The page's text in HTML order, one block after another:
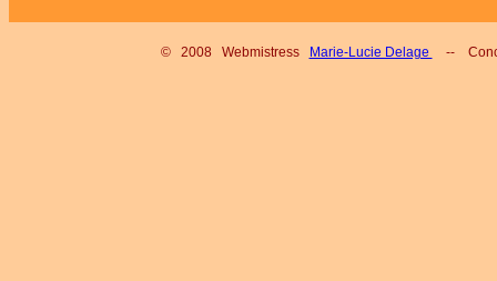
© 2008 Webmistress Marie-Lucie Delage --